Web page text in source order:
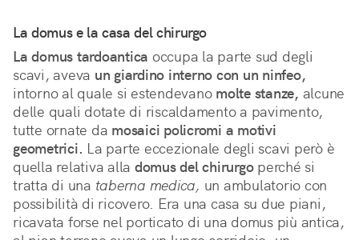
La domus e la casa del chirurgo
La domus tardoantica occupa la parte sud degli
scavi, aveva un giardino interno con un ninfeo,
intorno al quale si estendevano molte stanze, alcune
delle quali dotate di riscaldamento a pavimento,
tutte ornate da mosaici policromi a motivi
geometrici. La parte eccezionale degli scavi però è
quella relativa alla domus del chirurgoperché si
tratta di una taberna medica, un ambulatorio con
possibilità di ricovero. Era una casa su due piani,
ricavata forse nel porticato di una domus più antica,